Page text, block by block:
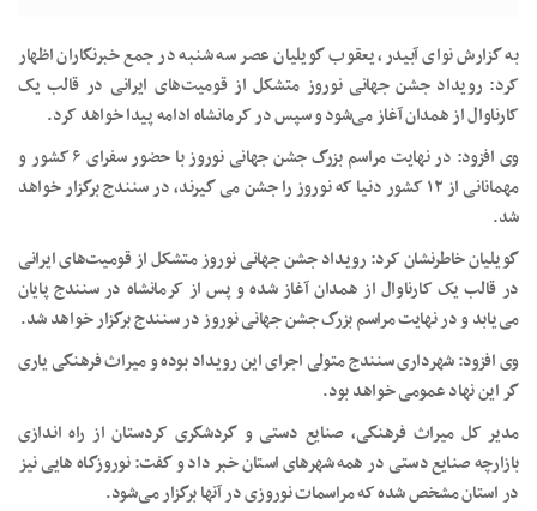
به گزارش نوای آبیدر، یعقوب گویلیان عصر سه شنبه در جمع خبرنگاران اظهار
کرد: رویداد جشن جهانی نوروز متشکل از قومیت‌های ایرانی در قالب یک
کارناوال از همدان آغاز می‌شود و سپس در کرمانشاه ادامه پیدا خواهد کرد.
وی افزود: در نهایت مراسم بزرگ جشن جهانی نوروز با حضور سفرای ۶ کشور و
مهمانانی از ۱۲ کشور دنیا که نوروز را جشن می گیرند، در سنندج برگزار خواهد
شد.
گویلیان خاطرنشان کرد: رویداد جشن جهانی نوروز متشکل از قومیت‌های ایرانی
در قالب یک کارناوال از همدان آغاز شده و پس از کرمانشاه در سنندج پایان
می‌یابد و در نهایت مراسم بزرگ جشن جهانی نوروز در سنندج برگزار خواهد شد.
وی افزود: شهرداری سنندج متولی اجرای این رویداد بوده و میراث فرهنگی یاری
گر این نهاد عمومی خواهد بود.
مدیر کل میراث فرهنگی، صنایع دستی و گردشگری کردستان از راه اندازی
بازارچه صنایع دستی در همه شهرهای استان خبر داد و گفت: نوروزگاه‌ هایی نیز
در استان مشخص شده که مراسمات نوروزی در آنها برگزار می‌شود.